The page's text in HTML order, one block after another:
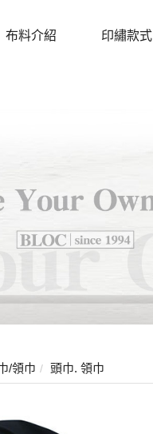
布料介紹 印繡款式
/領巾 頭巾. 領巾